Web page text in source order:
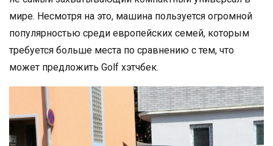
мире. Несмотря на это, машина пользуется огромной
популярностью среди европейских семей, которым
требуется больше места по сравнению с тем, что
может предложить Golf хэтчбек.